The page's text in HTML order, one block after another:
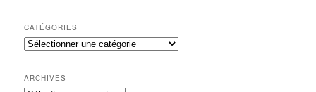
CATÉGORIES
Catégories
ARCHIVES